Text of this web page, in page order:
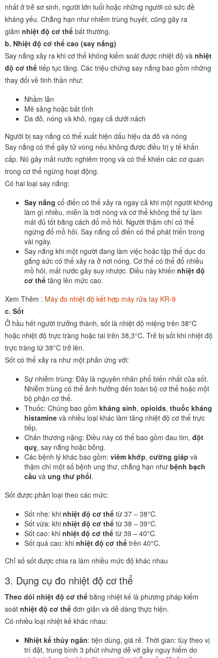
nhất ở trẻ sơ sinh, người lớn tuổi hoặc những người có sức đề
kháng yếu. Chẳng hạn như nhiễm trùng huyết, cũng gây ra
giảm nhiệt độ cơ thể bất thường.
b. Nhiệt độ cơ thể cao (say nắng)
Say nắng xảy ra khi cơ thể không kiểm soát được nhiệt độ và nhiệt
độ cơ thể tiếp tục tăng. Các triệu chứng say nắng bao gồm những
thay đổi về tinh thần như:
Nhầm lẫn
Mê sảng hoặc bất tỉnh
Da đỏ, nóng và khô, ngay cả dưới nách
Người bị say nắng có thể xuất hiện dấu hiệu da đỏ và nóng
Say nắng có thể gây tử vong nếu không được điều trị y tế khẩn
cấp. Nó gây mất nước nghiêm trọng và có thể khiến các cơ quan
trong cơ thể ngừng hoạt động.
Có hai loại say nắng:
Say nắng cổ điển có thể xảy ra ngay cả khi một người không
làm gì nhiều, miễn là trời nóng và cơ thể không thể tự làm
mát đủ tốt bằng cách đổ mồ hôi. Người thậm chí có thể
ngừng đổ mồ hôi. Say nắng cổ điển có thể phát triển trong
vài ngày.
Say nắng khi một người đang làm việc hoặc tập thể dục do
gắng sức có thể xảy ra ở nơi nóng. Cơ thể có thể đổ nhiều
mồ hôi, mất nước gây suy nhược. Điều này khiến nhiệt độ
cơ thể tăng lên mức cao.
Xem Thêm : Máy đo nhiệt độ kết hợp máy rửa tay KR-9
c. Sốt
Ở hầu hết người trưởng thành, sốt là nhiệt độ miệng trên 38°C
hoặc nhiệt độ trực tràng hoặc tai trên 38,3°C. Trẻ bị sốt khi nhiệt độ
trực tràng từ 38°C trở lên.
Sốt có thể xảy ra như một phản ứng với:
Sự nhiễm trùng: Đây là nguyên nhân phổ biến nhất của sốt.
Nhiễm trùng có thể ảnh hưởng đến toàn bộ cơ thể hoặc một
bộ phận cơ thể.
Thuốc: Chúng bao gồm kháng sinh, opioids, thuốc kháng
histamine và nhiều loại khác làm tăng nhiệt độ cơ thể trực
tiếp.
Chấn thương nặng: Điều này có thể bao gồm đau tim, đột
quỵ, say nắng hoặc bỏng.
Các bệnh lý khác bao gồm: viêm khớp, cường giáp và
thậm chí một số bệnh ung thư, chẳng hạn như bệnh bạch
cầu và ung thư phổi.
Sốt được phân loại theo các mức:
Sốt nhẹ: khi nhiệt độ cơ thể từ 37 – 38°C.
Sốt vừa: khi nhiệt độ cơ thể từ 38 – 39°C.
Sốt cao: khi nhiệt độ cơ thể từ 39 – 40°C.
Sốt quá cao: khi nhiệt độ cơ thể trên 40°C.
Chỉ số sốt được chia ra làm nhiều mức độ khác nhau
3. Dụng cụ đo nhiệt độ cơ thể
Theo dõi nhiệt độ cơ thể bằng nhiệt kế là phương pháp kiểm
soát nhiệt độ cơ thể đơn giản và dễ dàng thực hiện.
Có nhiều loại nhiệt kế khác nhau:
Nhiệt kế thủy ngân: tiện dùng, giá rẻ. Thời gian: tùy theo vị
trí đặt, trung bình 3 phút nhưng dễ vỡ gây nguy hiểm do